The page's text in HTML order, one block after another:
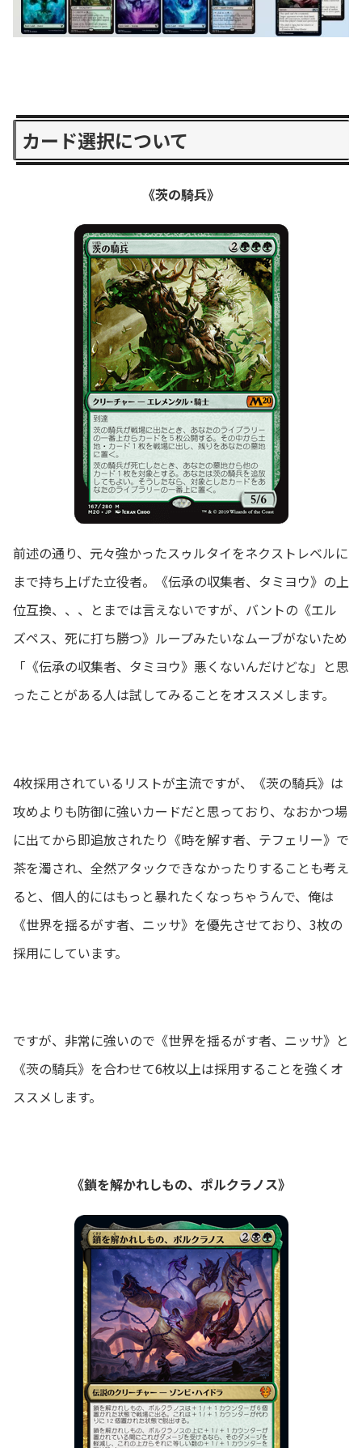
カード選択について
《茨の騎兵》
前述の通り、元々強かったスゥルタイをネクストレベルに
まで持ち上げた立役者。《伝承の収集者、タミヨウ》の上
位互換、、、とまでは言えないですが、バントの《エル
ズペス、死に打ち勝つ》ループみたいなムーブがないため
「《伝承の収集者、タミヨウ》悪くないんだけどな」と思
ったことがある人は試してみることをオススメします。
4枚採用されているリストが主流ですが、《茨の騎兵》は
攻めよりも防御に強いカードだと思っており、なおかつ場
に出てから即追放されたり《時を解す者、テフェリー》で
茶を濁され、全然アタックできなかったりすることも考え
ると、個人的にはもっと暴れたくなっちゃうんで、俺は
《世界を揺るがす者、ニッサ》を優先させており、3枚の
採用にしています。
ですが、非常に強いので《世界を揺るがす者、ニッサ》と
《茨の騎兵》を合わせて6枚以上は採用することを強くオ
ススメします。
《鎖を解かれしもの、ポルクラノス》